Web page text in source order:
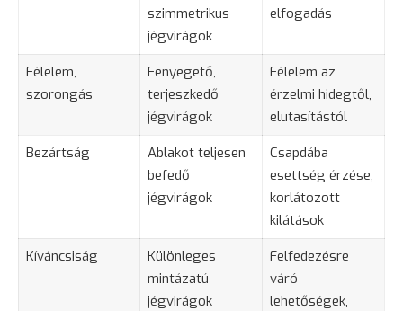
szimmetrikus
jégvirágok
elfogadás
Félelem,
szorongás
Fenyegető,
terjeszkedő
jégvirágok
Félelem az
érzelmi hidegtől,
elutasítástól
Bezártság
Ablakot teljesen
befedő
jégvirágok
Csapdába
esettség érzése,
korlátozott
kilátások
Kíváncsiság
Különleges
mintázatú
jégvirágok
Felfedezésre
váró
lehetőségek,